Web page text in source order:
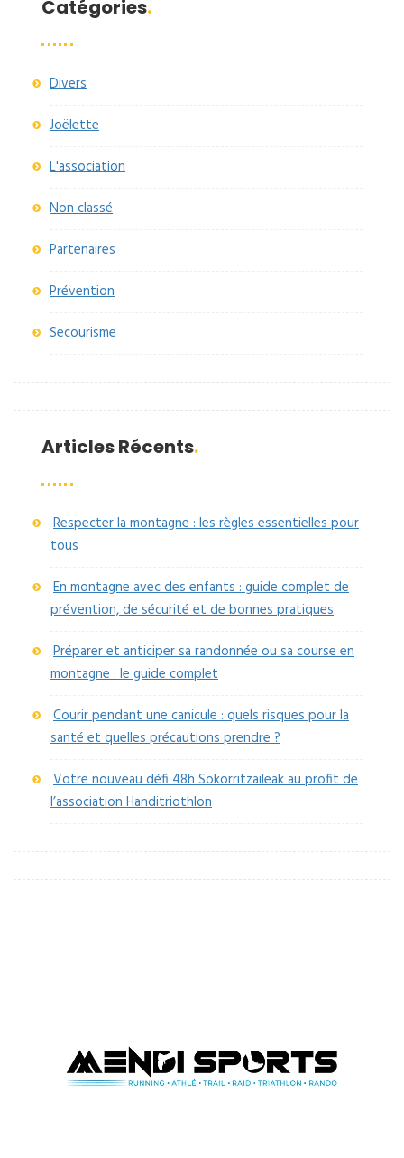
Catégories
Divers
Joëlette
L'association
Non classé
Partenaires
Prévention
Secourisme
Articles Récents
Respecter la montagne : les règles essentielles pour
tous
En montagne avec des enfants : guide complet de
prévention, de sécurité et de bonnes pratiques
Préparer et anticiper sa randonnée ou sa course en
montagne : le guide complet
Courir pendant une canicule : quels risques pour la
santé et quelles précautions prendre ?
Votre nouveau défi 48h Sokorritzaileak au profit de
l’association Handitriothlon